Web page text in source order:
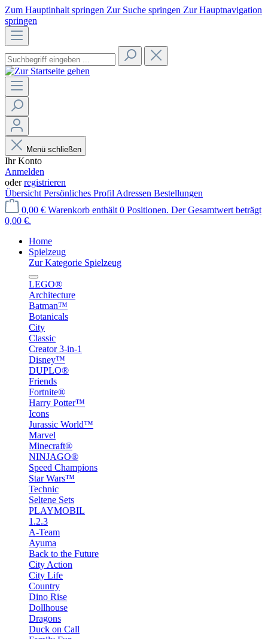
Zum Hauptinhalt springen Zur Suche springen Zur Hauptnavigation
springen
Menü schließen
Ihr Konto
Anmelden
oderregistrieren
Übersicht Persönliches Profil Adressen Bestellungen
0,00 € Warenkorb enthält 0 Positionen. Der Gesamtwert beträgt
0,00 €.
Home
Spielzeug
Zur Kategorie Spielzeug
LEGO®
Architecture
Batman™
Botanicals
City
Classic
Creator 3-in-1
Disney™
DUPLO®
Friends
Fortnite®
Harry Potter™
Icons
Jurassic World™
Marvel
Minecraft®
NINJAGO®
Speed Champions
Star Wars™
Technic
Seltene Sets
PLAYMOBIL
1.2.3
A-Team
Ayuma
Back to the Future
City Action
City Life
Country
Dino Rise
Dollhouse
Dragons
Duck on Call